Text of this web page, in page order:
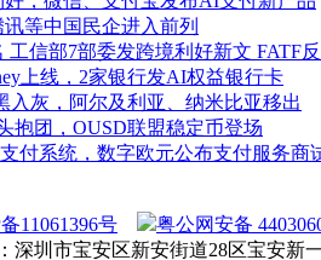
等中国民企进入前列
工信部7部委发跨境利好新文 FATF
上线，2家银行发AI权益银行卡
入灰，阿尔及利亚、纳米比亚移出
抱团，OUSD联盟稳定币登场
付系统，数字欧元公布支付服务商
11061396号
粤公网安备
圳市宝安区新安街道28区宝安新